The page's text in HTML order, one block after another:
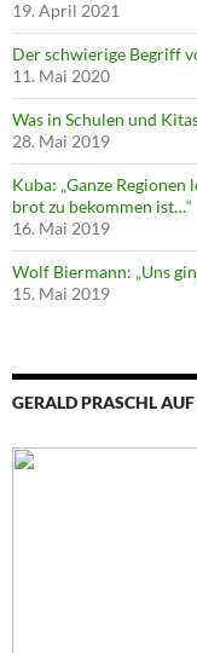
19. April 2021
Der schwierige Begriff
11. Mai 2020
Was in Schulen und
28. Mai 2019
Kuba: „Ganze
brot zu bekommen ist…“
16. Mai 2019
Wolf Biermann: „Uns
15. Mai 2019
GERALD PRASCHL